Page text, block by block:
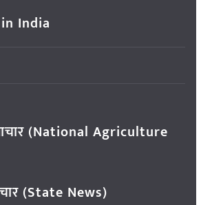
India
(National Agriculture
(State News)